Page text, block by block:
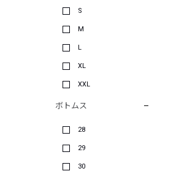
S
M
L
XL
XXL
ボトムス
28
29
30